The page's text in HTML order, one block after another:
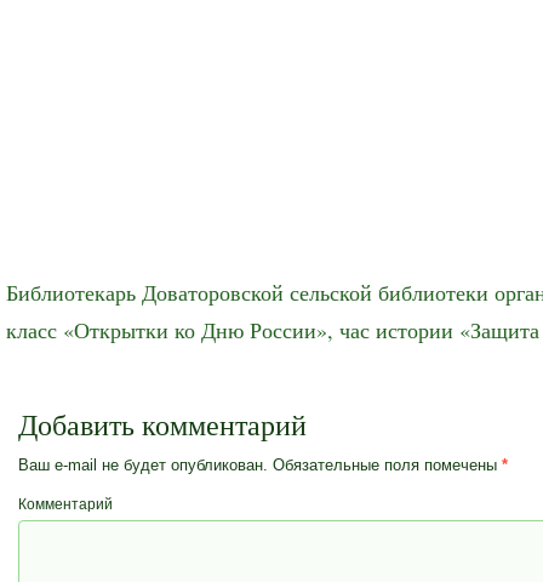
Библиотекарь Доваторовской сельской библиотеки
класс «Открытки ко Дню России», час истории «Защита
Добавить комментарий
Ваш e-mail не будет опубликован. Обязательные поля помечены *
Комментарий